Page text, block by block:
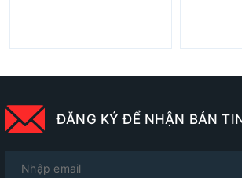
ĐĂNG KÝ ĐỂ NHẬN BẢN